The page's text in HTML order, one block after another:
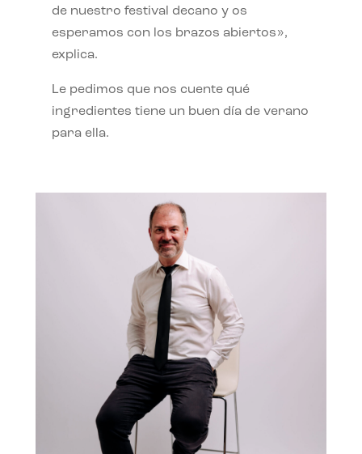
de nuestro festival decano y os
esperamos con los brazos abiertos»,
explica.
Le pedimos que nos cuente qué
ingredientes tiene un buen día de verano
para ella.